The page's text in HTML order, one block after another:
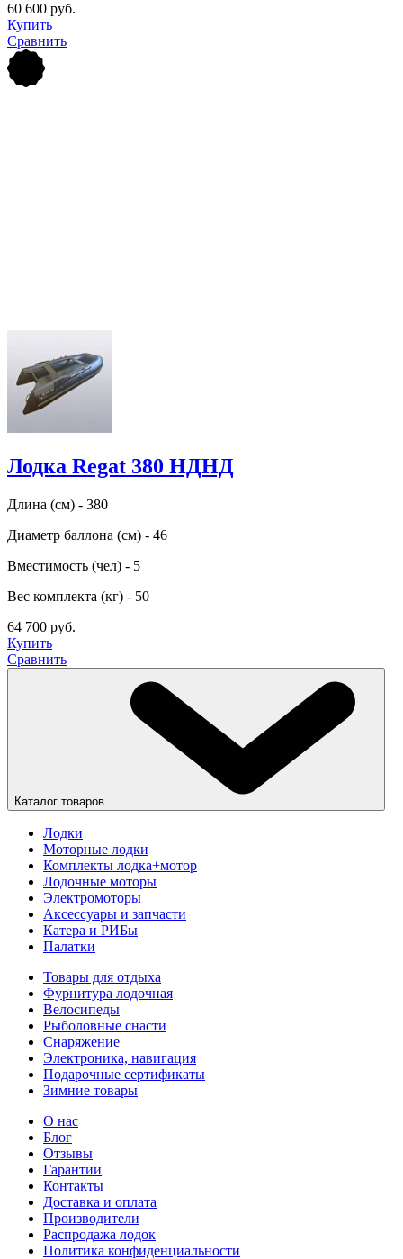
60 600 руб.
Купить
Сравнить
Лодка Regat 380 НДНД
Длина (см) - 380
Диаметр баллона (см) - 46
Вместимость (чел) - 5
Вес комплекта (кг) - 50
64 700 руб.
Купить
Сравнить
Каталог товаров
Лодки
Моторные лодки
Комплекты лодка+мотор
Лодочные моторы
Электромоторы
Аксессуары и запчасти
Катера и РИБы
Палатки
Товары для отдыха
Фурнитура лодочная
Велосипеды
Рыболовные снасти
Снаряжение
Электроника, навигация
Подарочные сертификаты
Зимние товары
О нас
Блог
Отзывы
Гарантии
Контакты
Доставка и оплата
Производители
Распродажа лодок
Политика конфиденциальности